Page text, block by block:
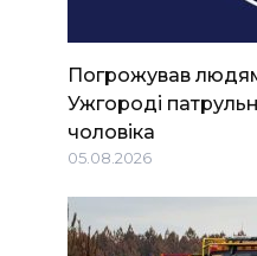
Погрожував
Ужгороді
чоловіка
05.08.2026